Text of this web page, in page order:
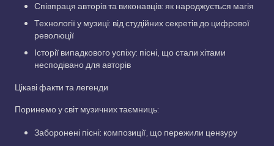
Співпраця авторів та виконавців: як народжується магія
Технології у музиці: від студійних секретів до цифрової
революції
Історії випадкового успіху: пісні, що стали хітами
несподівано для авторів
Цікаві факти та легенди
Поринемо у світ музичних таємниць:
Заборонені пісні: композиції, що пережили цензуру